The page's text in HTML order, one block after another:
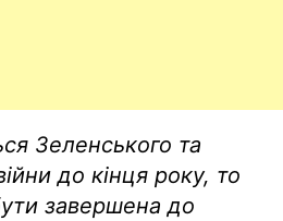
Зеленського та
до кінця року, то
завершена до